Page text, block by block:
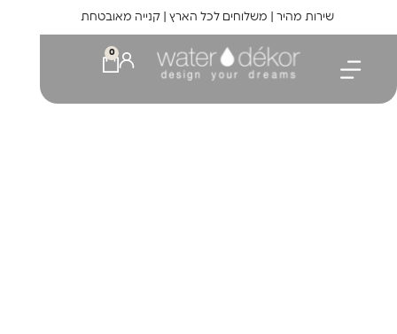
שירות מהיר | משלוחים לכל הארץ | קנייה מאובטחת
0